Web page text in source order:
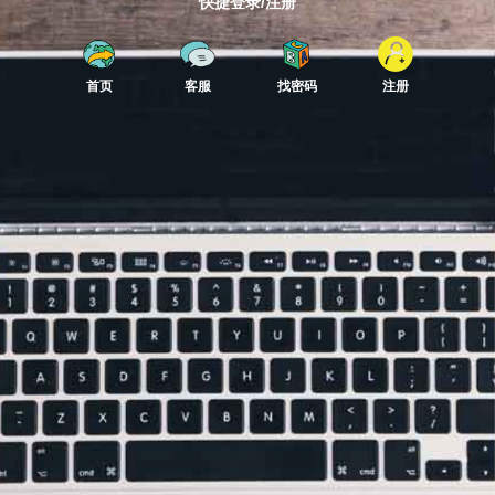
首页 客服 找密码 注册